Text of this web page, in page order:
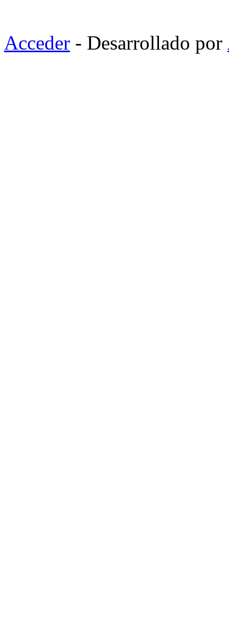
Acceder - Desarrollado por